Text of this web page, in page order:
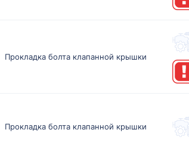
Прокладка болта клапанной крышки
Прокладка болта клапанной крышки